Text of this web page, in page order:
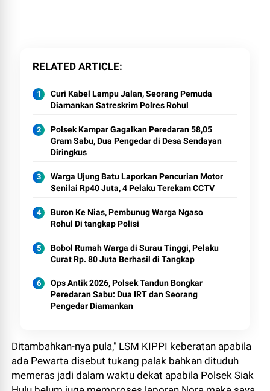
RELATED ARTICLE
Curi Kabel Lampu Jalan, Seorang Pemuda
Diamankan Satreskrim Polres Rohul
Polsek Kampar Gagalkan Peredaran 58,05
Gram Sabu, Dua Pengedar di Desa Sendayan
Diringkus
Warga Ujung Batu Laporkan Pencurian Motor
Senilai Rp40 Juta, 4 Pelaku Terekam CCTV
Buron Ke Nias, Pembunug Warga Ngaso
Rohul Di tangkap Polisi
Bobol Rumah Warga di Surau Tinggi, Pelaku
Curat Rp. 80 Juta Berhasil di Tangkap
Ops Antik 2026, Polsek Tandun Bongkar
Peredaran Sabu: Dua IRT dan Seorang
Pengedar Diamankan
Ditambahkan-nya pula," LSM KIPPI keberatan apabila
ada Pewarta disebut tukang palak bahkan dituduh
memeras jadi dalam waktu dekat apabila Polsek Siak